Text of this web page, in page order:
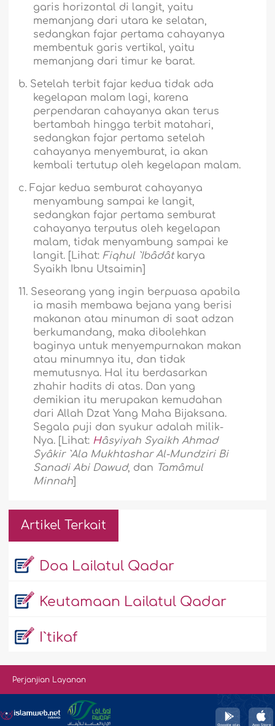
garis horizontal di langit, yaitu
memanjang dari utara ke selatan,
sedangkan fajar pertama cahayanya
membentuk garis vertikal, yaitu
memanjang dari timur ke barat.
b. Setelah terbit fajar kedua tidak ada
kegelapan malam lagi, karena
perpendaran cahayanya akan terus
bertambah hingga terbit matahari,
sedangkan fajar pertama setelah
cahayanya menyemburat, ia akan
kembali tertutup oleh kegelapan malam.
c. Fajar kedua semburat cahayanya
menyambung sampai ke langit,
sedangkan fajar pertama semburat
cahayanya terputus oleh kegelapan
malam, tidak menyambung sampai ke
langit. [Lihat: Fiqhul `Ibâdâtkarya
Syaikh Ibnu Utsaimin]
11. Seseorang yang ingin berpuasa apabila
ia masih membawa bejana yang berisi
makanan atau minuman di saat adzan
berkumandang, maka dibolehkan
baginya untuk menyempurnakan makan
atau minumnya itu, dan tidak
memutusnya. Hal itu berdasarkan
zhahir hadits di atas. Dan yang
demikian itu merupakan kemudahan
dari Allah Dzat Yang Maha Bijaksana.
Segala puji dan syukur adalah milik-
Nya. [Lihat: Hâsyiyah Syaikh Ahmad
Syâkir `Ala Mukhtashar Al-Mundziri Bi
Sanadi Abi Dawud, dan Tamâmul
Minnah
Artikel Terkait
Doa Lailatul Qadar
Keutamaan Lailatul Qadar
I`tikaf
Perjanjian Layanan